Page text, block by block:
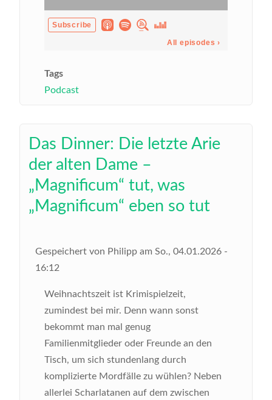
Tags
Podcast
Das Dinner: Die letzte Arie
der alten Dame –
„Magnificum“ tut, was
„Magnificum“ eben so tut
Gespeichert von Philipp am So., 04.01.2026 -
16:12
Weihnachtszeit ist Krimispielzeit,
zumindest bei mir. Denn wann sonst
bekommt man mal genug
Familienmitglieder oder Freunde an den
Tisch, um sich stundenlang durch
komplizierte Mordfälle zu wühlen? Neben
allerlei Scharlatanen auf dem zwischen